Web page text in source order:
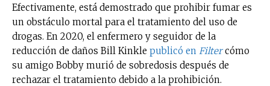
Efectivamente, está demostrado que prohibir fumar es
un obstáculo mortal para el tratamiento del uso de
drogas. En 2020, el enfermero y seguidor de la
reducción de daños Bill Kinkle publicó en Filtercómo
su amigo Bobby murió de sobredosis después de
rechazar el tratamiento debido a la prohibición.